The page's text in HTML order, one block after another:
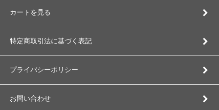
カートを見る
特定商取引法に基づく表記
プライバシーポリシー
お問い合わせ